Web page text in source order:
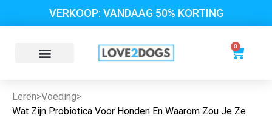
VERKOOP: VANDAAG 50% KORTING
0
Leren>Voeding>
Wat Zijn Probiotica Voor Honden En Waarom Zou Je Ze